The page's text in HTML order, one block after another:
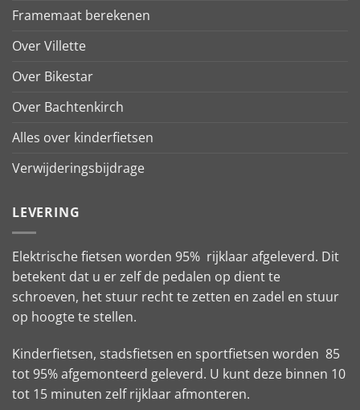
Framemaat berekenen
Over Villette
Over Bikestar
Over Bachtenkirch
Alles over kinderfietsen
Verwijderingsbijdrage
LEVERING
Elektrische fietsen worden 95% rijklaar afgeleverd. Dit
betekent dat u er zelf de pedalen op dient te
schroeven, het stuur recht te zetten en zadel en stuur
op hoogte te stellen.
Kinderfietsen, stadsfietsen en sportfietsen worden 85
tot 95% afgemonteerd geleverd. U kunt deze binnen 10
tot 15 minuten zelf rijklaar afmonteren.